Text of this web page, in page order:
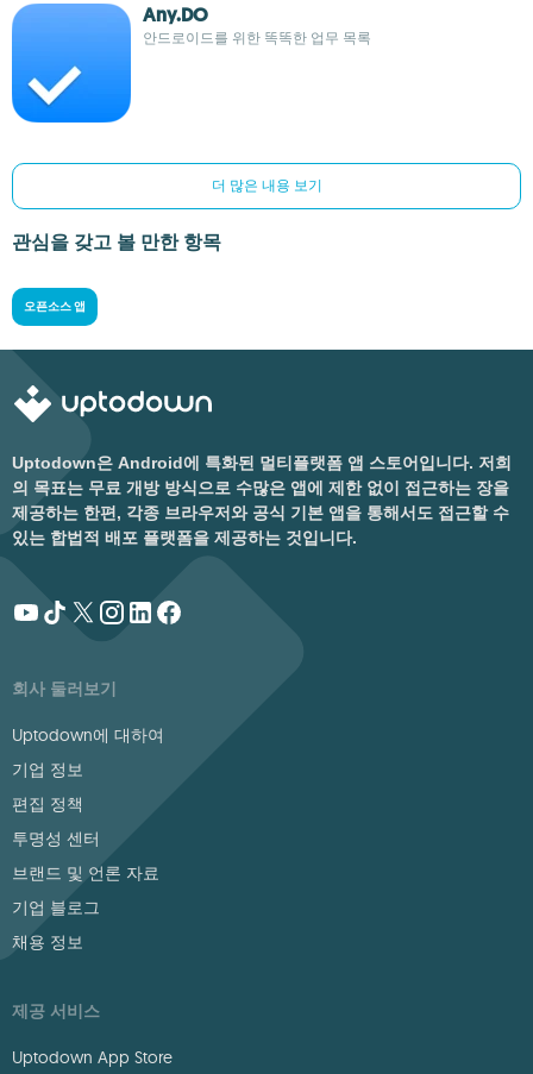
Any.DO
안드로이드를 위한 똑똑한 업무 목록
더 많은 내용 보기
관심을 갖고 볼 만한 항목
오픈소스 앱
Uptodown은 Android에 특화된 멀티플랫폼 앱 스토어입니다. 저희
의 목표는 무료 개방 방식으로 수많은 앱에 제한 없이 접근하는 장을
제공하는 한편, 각종 브라우저와 공식 기본 앱을 통해서도 접근할 수
있는 합법적 배포 플랫폼을 제공하는 것입니다.
회사 둘러보기
Uptodown에 대하여
기업 정보
편집 정책
투명성 센터
브랜드 및 언론 자료
기업 블로그
채용 정보
제공 서비스
Uptodown App Store